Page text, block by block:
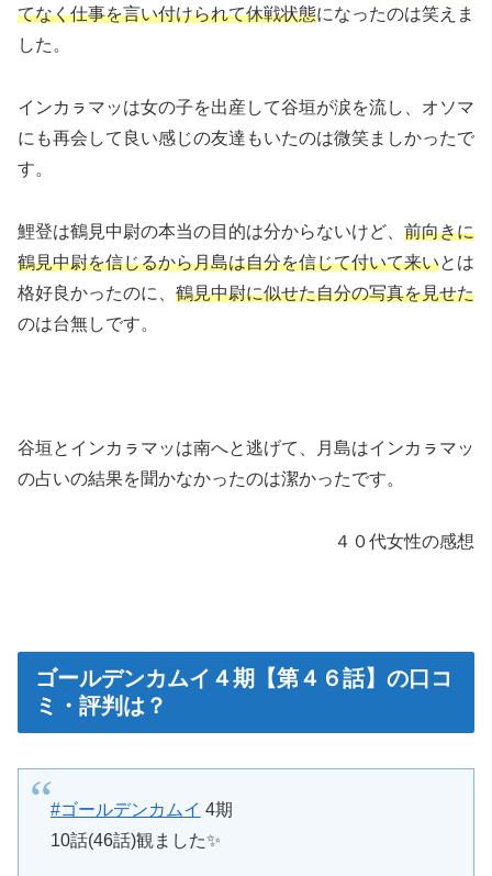
てなく仕事を言い付けられて休戦状態になったのは笑えま
した。
インカㇻマッは女の子を出産して谷垣が涙を流し、オソマ
にも再会して良い感じの友達もいたのは微笑ましかったで
す。
鯉登は鶴見中尉の本当の目的は分からないけど、 前向きに
鶴見中尉を信じるから月島は自分を信じて付いて来いとは
格好良かったのに、 鶴見中尉に似せた自分の写真を見せた
のは台無しです。
谷垣とインカㇻマッは南へと逃げて、月島はインカㇻマッ
の占いの結果を聞かなかったのは潔かったです。
４０代女性の感想
ゴールデンカムイ４期【第４６話】の口コ
ミ・評判は？
#ゴールデンカムイ 4期
10話(46話)観ました✨